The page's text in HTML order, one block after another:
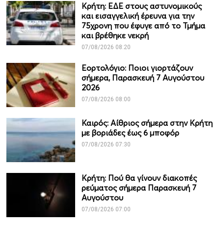
Κρήτη: ΕΔΕ στους αστυνομικούς
και εισαγγελική έρευνα για την
75χρονη που έφυγε από το Τμήμα
και βρέθηκε νεκρή
07/08/2026 08:20
Εορτολόγιο: Ποιοι γιορτάζουν
σήμερα, Παρασκευή 7 Αυγούστου
2026
07/08/2026 08:00
Καιρός: Αίθριος σήμερα στην Κρήτη
με βοριάδες έως 6 μποφόρ
07/08/2026 07:30
Κρήτη: Πού θα γίνουν διακοπές
ρεύματος σήμερα Παρασκευή 7
Αυγούστου
07/08/2026 07:00